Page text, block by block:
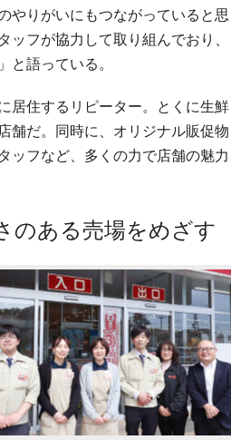
やりがいにもつながっていると思
フが協力して取り組んでおり、
と語っている。
居住するリピーター。とくに生鮮
舗だ。同時に、オリジナル販促物
ッフなど、多くの力で店舗の魅力
のある売場をめざす